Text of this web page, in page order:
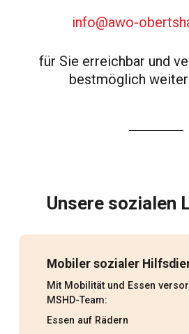
info@awo-
für Sie erreichbar und
bestmöglich
Unsere sozialen
Mobiler sozialer
Mit Mobilität und Essen
MSHD-Team:
Essen auf Rädern